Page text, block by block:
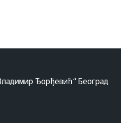
Ђорђевић“ Београд